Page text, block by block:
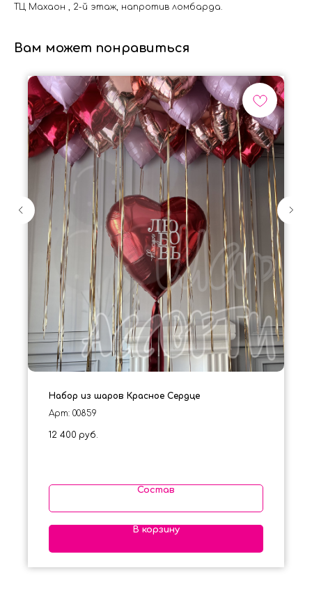
ТЦ Махаон , 2-й этаж, напротив ломбарда.
Вам может понравиться
Набор из шаров Красное Сердце
Арт: 00859
12 400 руб.
Состав
В корзину